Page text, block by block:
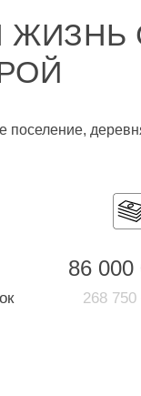
ЖИЗНЬ
поселение,
86 000
268